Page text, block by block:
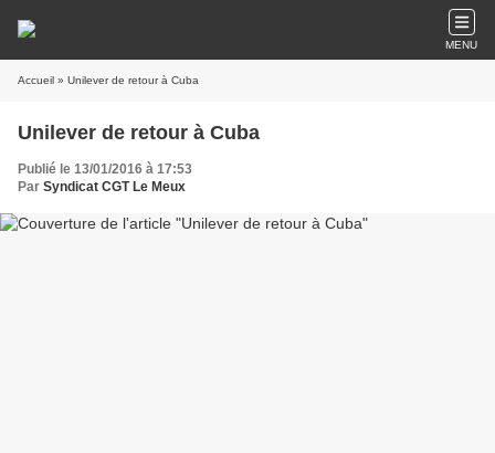
MENU
Accueil » Unilever de retour à Cuba
Unilever de retour à Cuba
Publié le 13/01/2016 à 17:53
Par Syndicat CGT Le Meux